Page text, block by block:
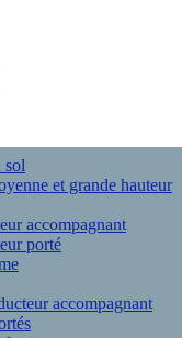
sol
et grande hauteur
accompagnant
porté
accompagnant